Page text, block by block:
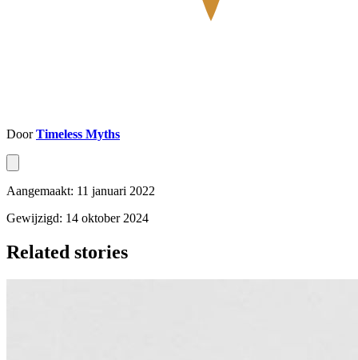
DoorTimeless Myths
Aangemaakt: 11 januari 2022
Gewijzigd: 14 oktober 2024
Related stories